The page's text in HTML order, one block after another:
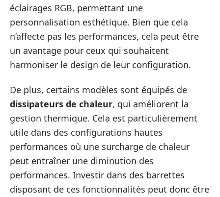
éclairages RGB, permettant une
personnalisation esthétique. Bien que cela
n’affecte pas les performances, cela peut être
un avantage pour ceux qui souhaitent
harmoniser le design de leur configuration.
De plus, certains modèles sont équipés de
dissipateurs de chaleur, qui améliorent la
gestion thermique. Cela est particulièrement
utile dans des configurations hautes
performances où une surcharge de chaleur
peut entraîner une diminution des
performances. Investir dans des barrettes
disposant de ces fonctionnalités peut donc être